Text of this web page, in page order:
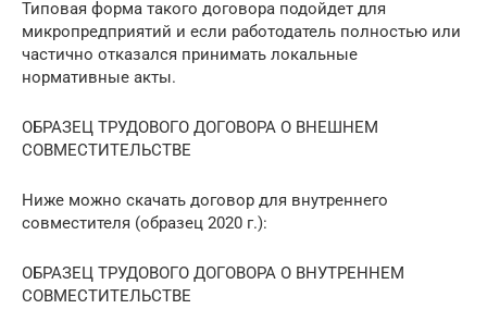
Типовая форма такого договора подойдет для
микропредприятий и если работодатель полностью или
частично отказался принимать локальные
нормативные акты.
ОБРАЗЕЦ ТРУДОВОГО ДОГОВОРА О ВНЕШНЕМ
СОВМЕСТИТЕЛЬСТВЕ
Ниже можно скачать договор для внутреннего
совместителя (образец 2020 г.):
ОБРАЗЕЦ ТРУДОВОГО ДОГОВОРА О ВНУТРЕННЕМ
СОВМЕСТИТЕЛЬСТВЕ